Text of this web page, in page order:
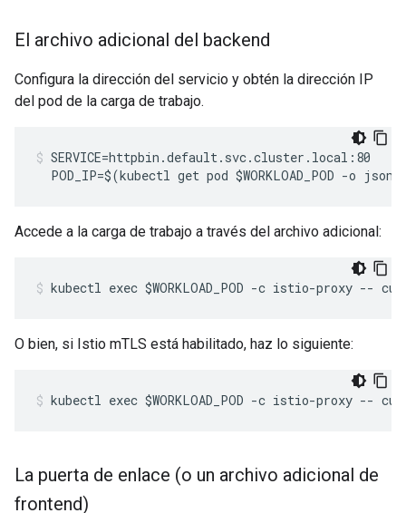
El archivo adicional del backend
Configura la dirección del servicio y obtén la dirección IP
del pod de la carga de trabajo.
SERVICE=httpbin.default.svc.cluster.local:80
POD_IP=$(kubectl get pod $WORKLOAD_POD -o
Accede a la carga de trabajo a través del archivo adicional:
kubectl exec $WORKLOAD_POD -c istio-proxy --
O bien, si Istio mTLS está habilitado, haz lo siguiente:
kubectl exec $WORKLOAD_POD -c istio-proxy
La puerta de enlace (o un archivo adicional de
frontend)